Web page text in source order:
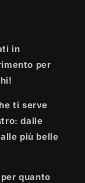
in
per
ti serve
dalle
più belle
quanto